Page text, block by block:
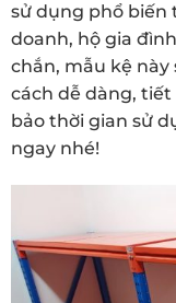
sử dụng phổ biến
doanh, hộ gia
chắn, mẫu kệ
cách dễ dàng,
bảo thời gian sử
ngay nhé!